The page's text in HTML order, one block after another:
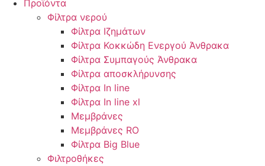
Προϊόντα
Φίλτρα νερού
Φίλτρα Ιζημάτων
Φίλτρα Κοκκώδη Ενεργού Άνθρακα
Φίλτρα Συμπαγούς Άνθρακα
Φίλτρα αποσκλήρυνσης
Φίλτρα In line
Φίλτρα In line xl
Μεμβράνες
Μεμβράνες RO
Φίλτρα Big Blue
Φιλτροθήκες